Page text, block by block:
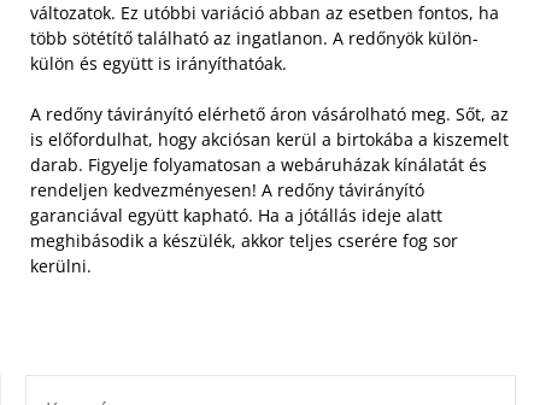
változatok. Ez utóbbi variáció abban az esetben fontos, ha
több sötétítő található az ingatlanon. A redőnyök külön-
külön és együtt is irányíthatóak.
A redőny távirányító elérhető áron vásárolható meg. Sőt, az
is előfordulhat, hogy akciósan kerül a birtokába a kiszemelt
darab. Figyelje folyamatosan a webáruházak kínálatát és
rendeljen kedvezményesen! A redőny távirányító
garanciával együtt kapható. Ha a jótállás ideje alatt
meghibásodik a készülék, akkor teljes cserére fog sor
kerülni.